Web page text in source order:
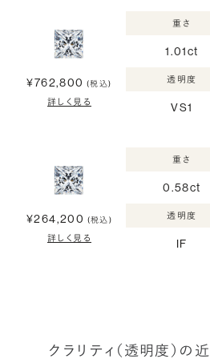
¥762,800 (税込)
詳しく見る
重さ
1.01ct
透明度
VS1
¥264,200 (税込)
詳しく見る
重さ
0.58ct
透明度
IF
クラリティ（透明度）の